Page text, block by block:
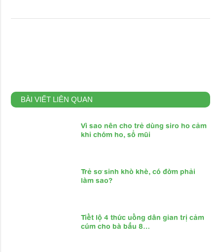
BÀI VIẾT LIÊN QUAN
Vì sao nên cho trẻ dùng siro ho cảm
khi chớm ho, sổ mũi
Trẻ sơ sinh khò khè, có đờm phải
làm sao?
Tiết lộ 4 thức uống dân gian trị cảm
cúm cho bà bầu 8…